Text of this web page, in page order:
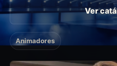
Ver
Animadores